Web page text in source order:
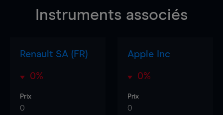
Instruments associés
Renault SA (FR)
0%
Prix
0
Apple Inc
0%
Prix
0